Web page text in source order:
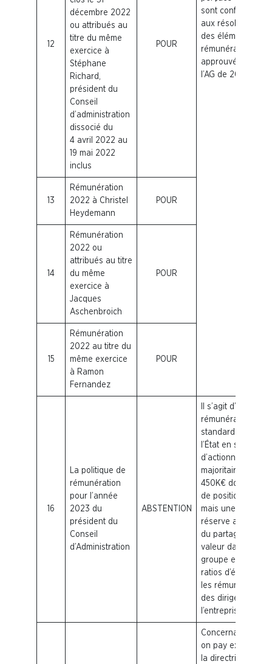
sont conformes
aux résolutions
des éléments de
rémunération
approuvés lors de
l’AG de 2022.
12
décembre 2022
ou attribués au
titre du même
exercice à
Stéphane
Richard,
président du
Conseil
d’administration
dissocié du
4 avril 2022 au
19 mai 2022
inclus
POUR
13
Rémunération
2022 à Christel
Heydemann
POUR
14
Rémunération
2022 ou
attribués au titre
du même
exercice à
Jacques
Aschenbroich
POUR
15
Rémunération
2022 au titre du
même exercice
à Ramon
Fernandez
POUR
16
La politique de
rémunération
pour l’année
2023 du
président du
Conseil
d’Administration
ABSTENTION
Il s’agit d’une
rémunération
standard fixée par
l’État en sa qualité
d’actionnaire
majoritaire, soit
450K€ donc pas
de position hostile
mais une certaine
réserve au regard
du partage de la
valeur dans le
groupe et les
ratios d’équité sur
les rémunérations
des dirigeants de
l’entreprise.
Concernant le say
on pay ex ante de
la directrice